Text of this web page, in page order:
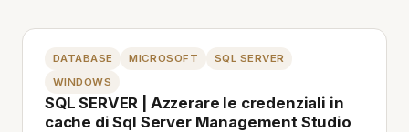
DATABASE MICROSOFT
SQL SERVER
WINDOWS
SQL SERVER | Azzerare le credenziali in
cache di Sql Server Management Studio